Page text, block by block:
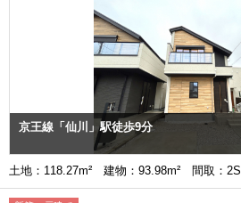
京王線「仙川」駅徒歩9分
土地：118.27m² 建物：93.98m² 間取：